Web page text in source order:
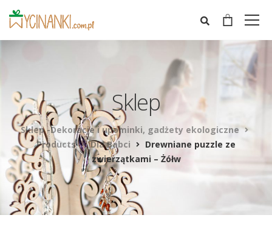
Sklep
Sklep -Dekoracje i upominki, gadżety ekologiczne
Products
Dla Babci
Drewniane puzzle ze
zwierzątkami – Żółw